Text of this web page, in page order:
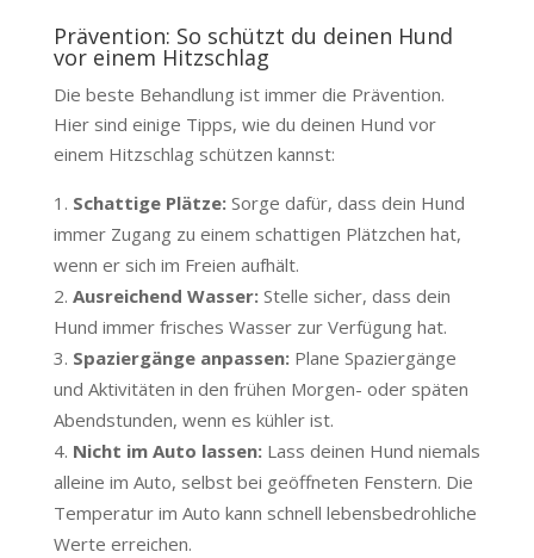
Prävention: So schützt du deinen Hund
vor einem Hitzschlag
Die beste Behandlung ist immer die Prävention.
Hier sind einige Tipps, wie du deinen Hund vor
einem Hitzschlag schützen kannst:
Schattige Plätze:Sorge dafür, dass dein Hund
immer Zugang zu einem schattigen Plätzchen hat,
wenn er sich im Freien aufhält.
Ausreichend Wasser:Stelle sicher, dass dein
Hund immer frisches Wasser zur Verfügung hat.
Spaziergänge anpassen:Plane Spaziergänge
und Aktivitäten in den frühen Morgen- oder späten
Abendstunden, wenn es kühler ist.
Nicht im Auto lassen:Lass deinen Hund niemals
alleine im Auto, selbst bei geöffneten Fenstern. Die
Temperatur im Auto kann schnell lebensbedrohliche
Werte erreichen.